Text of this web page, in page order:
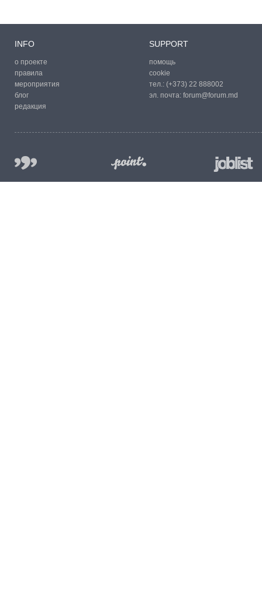
INFO
о проекте
правила
мероприятия
блог
редакция
SUPPORT
помощь
cookie
тел.: (+373) 22 888002
эл. почта: forum@forum.md